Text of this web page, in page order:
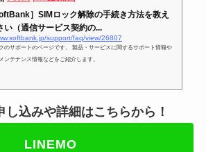
］SIMロック解除の手続き方法を教え
い（通信サービス契約の...
support/faq/view/26807
のサポートのページです。 製品・サービスに関するサポート情報や
ンテナンス情報などをご紹介します。
し込みや詳細はこちらから！
LINEMO